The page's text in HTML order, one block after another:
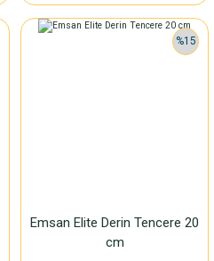
%15
Emsan Elite Derin Tencere 20
cm